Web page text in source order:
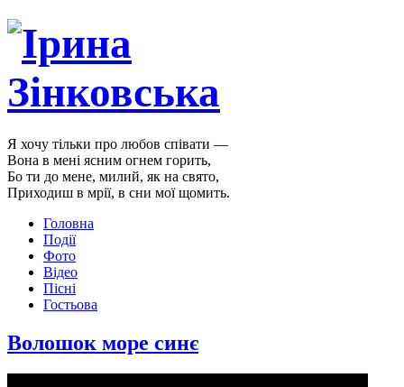
Я хочу тільки про любов співати —
Вона в мені ясним огнем горить,
Бо ти до мене, милий, як на свято,
Приходиш в мрії, в сни мої щомить.
Головна
Події
Фото
Відео
Пісні
Гостьова
Волошок море синє